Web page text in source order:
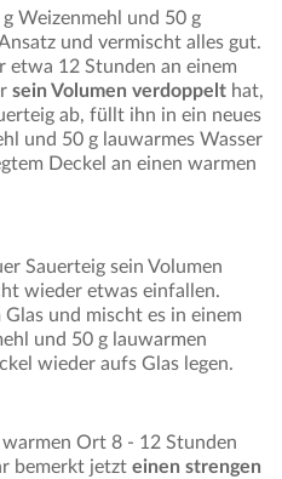
Weizenmehl und 50 g
und vermischt alles gut.
etwa 12 Stunden an einem
sein Volumen verdoppelt hat,
ab, füllt ihn in ein neues
und 50 g lauwarmes Wasser
Deckel an einen warmen
Sauerteig sein Volumen
wieder etwas einfallen.
und mischt es in einem
und 50 g lauwarmen
wieder aufs Glas legen.
warmen Ort 8 - 12 Stunden
bemerkt jetzt einen strengen